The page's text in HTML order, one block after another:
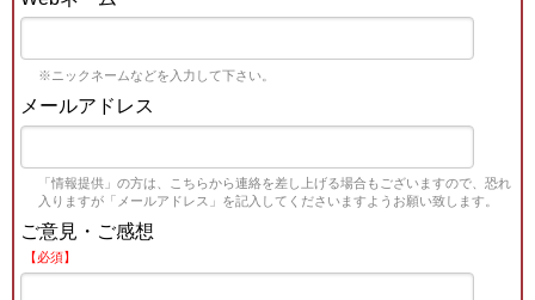
※ニックネームなどを入力して下さい。
メールアドレス
「情報提供」の方は、こちらから連絡を差し上げる場合もございますので、恐れ
入りますが「メールアドレス」を記入してくださいますようお願い致します。
ご意見・ご感想
【必須】